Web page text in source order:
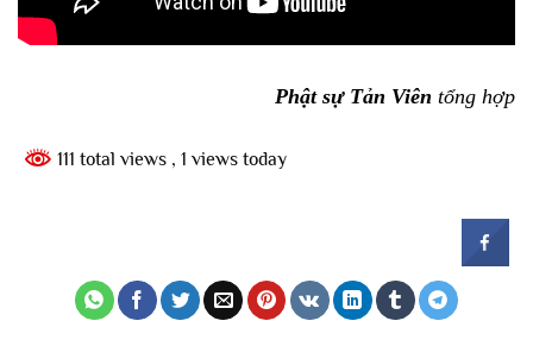
Phật sự Tản Viên tổng hợp
111 total views , 1 views today